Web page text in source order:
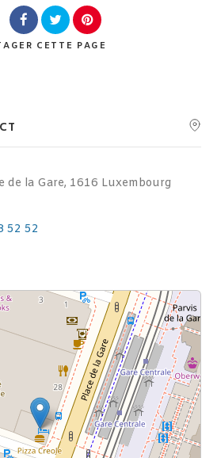
CETTE PAGE
de la Gare, 1616 Luxembourg
52 52